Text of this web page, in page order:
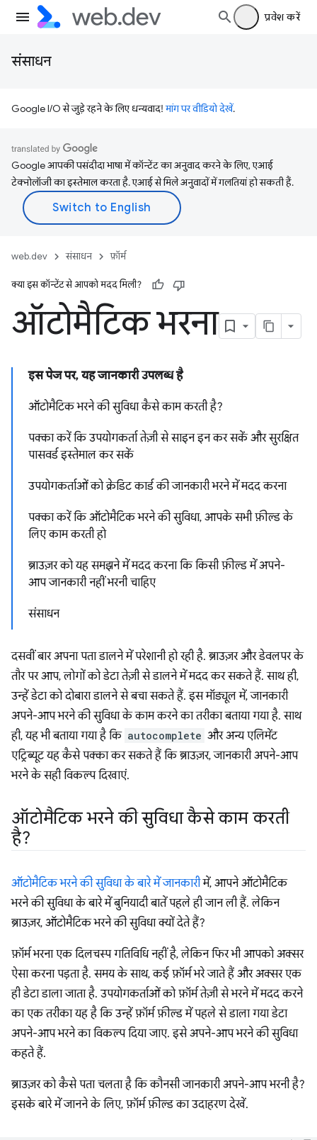
प्रवेश करें
संसाधन
Google I/O से जुड़े रहने के लिए धन्यवाद!मांग पर वीडियो देखें.
Google आपकी पसंदीदा भाषा में कॉन्टेंट का अनुवाद करने के लिए, एआई
टेक्नोलॉजी का इस्तेमाल करता है. एआई से मिले अनुवादों में गलतियां हो सकती हैं.
web.dev संसाधन फ़ॉर्म
क्या इस कॉन्टेंट से आपको मदद मिली?
ऑटोमैटिक भरना
इस पेज पर, यह जानकारी उपलब्ध है
ऑटोमैटिक भरने की सुविधा कैसे काम करती है?
पक्का करें कि उपयोगकर्ता तेज़ी से साइन इन कर सकें और सुरक्षित
पासवर्ड इस्तेमाल कर सकें
उपयोगकर्ताओं को क्रेडिट कार्ड की जानकारी भरने में मदद करना
पक्का करें कि ऑटोमैटिक भरने की सुविधा, आपके सभी फ़ील्ड के
लिए काम करती हो
ब्राउज़र को यह समझने में मदद करना कि किसी फ़ील्ड में अपने-
आप जानकारी नहीं भरनी चाहिए
संसाधन
दसवीं बार अपना पता डालने में परेशानी हो रही है. ब्राउज़र और डेवलपर के
तौर पर आप, लोगों को डेटा तेज़ी से डालने में मदद कर सकते हैं. साथ ही,
उन्हें डेटा को दोबारा डालने से बचा सकते हैं. इस मॉड्यूल में, जानकारी
अपने-आप भरने की सुविधा के काम करने का तरीका बताया गया है. साथ
ही, यह भी बताया गया है कि autocomplete और अन्य एलिमेंट
एट्रिब्यूट यह कैसे पक्का कर सकते हैं कि ब्राउज़र, जानकारी अपने-आप
भरने के सही विकल्प दिखाएं.
ऑटोमैटिक भरने की सुविधा कैसे काम करती
है?
ऑटोमैटिक भरने की सुविधा के बारे में जानकारीमें, आपने ऑटोमैटिक
भरने की सुविधा के बारे में बुनियादी बातें पहले ही जान ली हैं. लेकिन
ब्राउज़र, ऑटोमैटिक भरने की सुविधा क्यों देते हैं?
फ़ॉर्म भरना एक दिलचस्प गतिविधि नहीं है, लेकिन फिर भी आपको अक्सर
ऐसा करना पड़ता है. समय के साथ, कई फ़ॉर्म भरे जाते हैं और अक्सर एक
ही डेटा डाला जाता है. उपयोगकर्ताओं को फ़ॉर्म तेज़ी से भरने में मदद करने
का एक तरीका यह है कि उन्हें फ़ॉर्म फ़ील्ड में पहले से डाला गया डेटा
अपने-आप भरने का विकल्प दिया जाए. इसे अपने-आप भरने की सुविधा
कहते हैं.
ब्राउज़र को कैसे पता चलता है कि कौनसी जानकारी अपने-आप भरनी है?
इसके बारे में जानने के लिए, फ़ॉर्म फ़ील्ड का उदाहरण देखें.